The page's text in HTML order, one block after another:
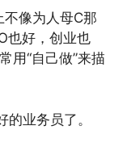
像为人母C那
也好，创业也
用“自己做”来描
业务员了。